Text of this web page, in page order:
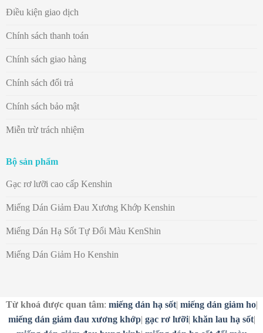
Điều kiện giao dịch
Chính sách thanh toán
Chính sách giao hàng
Chính sách đổi trả
Chính sách bảo mật
Miễn trừ trách nhiệm
Bộ sản phẩm
Gạc rơ lưỡi cao cấp Kenshin
Miếng Dán Giảm Đau Xương Khớp Kenshin
Miếng Dán Hạ Sốt Tự Đổi Màu KenShin
Miếng Dán Giảm Ho Kenshin
Từ khoá được quan tâm: miếng dán hạ sốt| miếng dán giảm ho|
miếng dán giảm đau xương khớp| gạc rơ lưỡi| khăn lau hạ sốt|